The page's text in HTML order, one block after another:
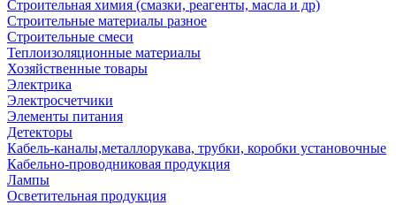
Строительная химия (смазки, реагенты, масла и др)
Строительные материалы разное
Строительные смеси
Теплоизоляционные материалы
Хозяйственные товары
Электрика
Электросчетчики
Элементы питания
Детекторы
Кабель-каналы,металлорукава, трубки, коробки установочные
Кабельно-проводниковая продукция
Лампы
Осветительная продукция